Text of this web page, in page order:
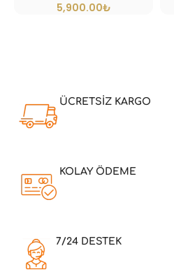
₺
ÜCRETSİZ KARGO
KOLAY ÖDEME
7/24 DESTEK